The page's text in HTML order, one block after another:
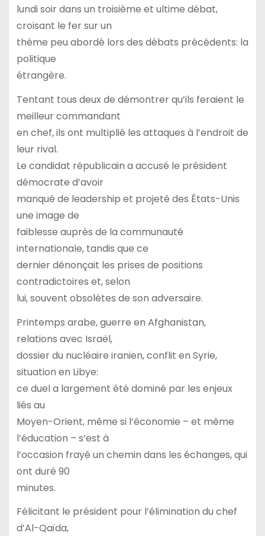
lundi soir dans un troisième et ultime débat,
croisant le fer sur un
thème peu abordé lors des débats précédents: la
politique
étrangère.
Tentant tous deux de démontrer qu’ils feraient le
meilleur commandant
en chef, ils ont multiplié les attaques à l’endroit de
leur rival.
Le candidat républicain a accusé le président
démocrate d’avoir
manqué de leadership et projeté des États-Unis
une image de
faiblesse auprès de la communauté
internationale, tandis que ce
dernier dénonçait les prises de positions
contradictoires et, selon
lui, souvent obsolètes de son adversaire.
Printemps arabe, guerre en Afghanistan,
relations avec Israël,
dossier du nucléaire iranien, conflit en Syrie,
situation en Libye:
ce duel a largement été dominé par les enjeux
liés au
Moyen-Orient, même si l’économie – et même
l’éducation – s’est à
l’occasion frayé un chemin dans les échanges, qui
ont duré 90
minutes.
Félicitant le président pour l’élimination du chef
d’Al-Qaïda,